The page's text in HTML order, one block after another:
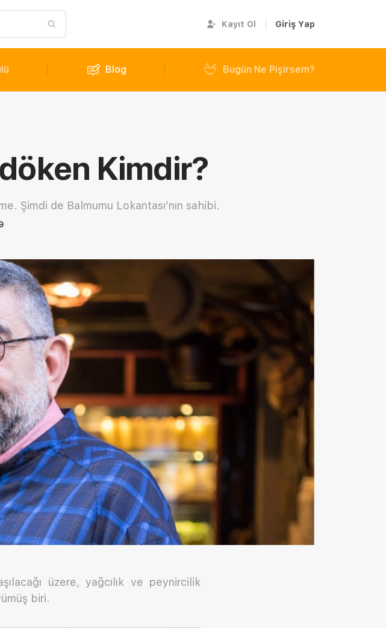
Kayıt Ol Giriş Yap
Blog Bugün Ne Pişirsem?
Kimdir?
Şimdi de Balmumu Lokantası’nın sahibi.
üzere, yağcılık ve peynircilik
biri.